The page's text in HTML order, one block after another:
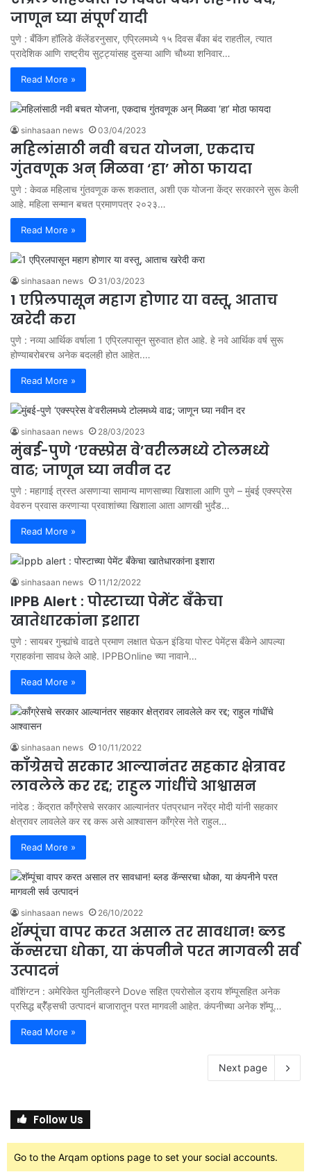
जाणून घ्या संपूर्ण यादी
पुणे : बँकिंग हॉलिडे कॅलेंडरनुसार, एप्रिलमध्ये १५ दिवस बँका बंद राहतील, त्यात
प्रादेशिक आणि राष्ट्रीय सुट्ट्यांसह दुसऱ्या आणि चौथ्या शनिवार…
Read More »
sinhasaan news 03/04/2023
महिलांसाठी नवी बचत योजना, एकदाच
गुंतवणूक अन् मिळवा ‘हा’ मोठा फायदा
पुणे : केवळ महिलाच गुंतवणूक करू शकतात, अशी एक योजना केंद्र सरकारने सुरू केली
आहे. महिला सन्मान बचत प्रमाणपत्र २०२३…
Read More »
sinhasaan news 31/03/2023
1 एप्रिलपासून महाग होणार या वस्तू, आताच
खरेदी करा
पुणे : नव्या आर्थिक वर्षाला 1 एप्रिलपासून सुरुवात होत आहे. हे नवे आर्थिक वर्ष सुरू
होण्याबरोबरच अनेक बदलही होत आहेत.…
Read More »
sinhasaan news 28/03/2023
मुंबई-पुणे ‘एक्स्प्रेस वे’वरीलमध्ये टोलमध्ये
वाढ; जाणून घ्या नवीन दर
पुणे : महागाई त्रस्त असणाऱ्या सामान्य माणसाच्या खिशाला आणि पुणे – मुंबई एक्स्प्रेस
वेवरुन प्रवास करणाऱ्या प्रवाशांच्या खिशाला आता आणखी भुर्दंड…
Read More »
sinhasaan news 11/12/2022
IPPB Alert : पोस्टाच्या पेमेंट बँकेचा
खातेधारकांना इशारा
पुणे : सायबर गुन्ह्यांचे वाढते प्रमाण लक्षात घेऊन इंडिया पोस्ट पेमेंट्स बँकेने आपल्या
ग्राहकांना सावध केले आहे. IPPBOnline च्या नावाने…
Read More »
sinhasaan news 10/11/2022
काँग्रेसचे सरकार आल्यानंतर सहकार क्षेत्रावर
लावलेले कर रद्द; राहुल गांधींचे आश्वासन
नांदेड : केंद्रात काँग्रेसचे सरकार आल्यानंतर पंतप्रधान नरेंद्र मोदी यांनी सहकार
क्षेत्रावर लावलेले कर रद्द करू असे आश्वासन काँग्रेस नेते राहुल…
Read More »
sinhasaan news 26/10/2022
शॅम्पूंचा वापर करत असाल तर सावधान! ब्लड
कॅन्सरचा धोका, या कंपनीने परत मागवली सर्व
उत्पादनं
वॉशिंग्टन : अमेरिकेत युनिलीव्हरने Dove सहित एयरोसोल ड्राय शॅम्पूसहित अनेक
प्रसिद्ध ब्रॅँड्सची उत्पादनं बाजारातून परत मागवली आहेत. कंपनीच्या अनेक शॅम्पू…
Read More »
Next page
Follow Us
Go to the Arqam options page to set your social accounts.